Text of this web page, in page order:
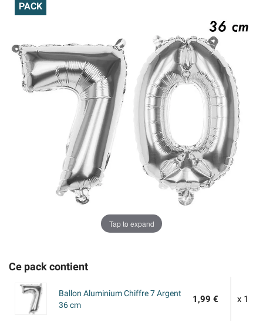
PACK
Tap to expand
Ce pack contient
Ballon Aluminium Chiffre 7 Argent
36 cm
1,99 € x 1